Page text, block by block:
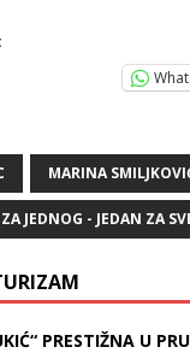
MARINA
JEDNOG - JEDAN ZA
PRESTIŽNA U